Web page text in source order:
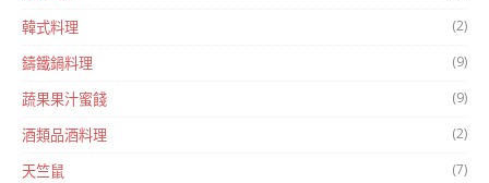
韓式料理 (2)
鑄鐵鍋料理 (9)
蔬果果汁蜜餞 (9)
酒類品酒料理 (2)
天竺鼠 (7)